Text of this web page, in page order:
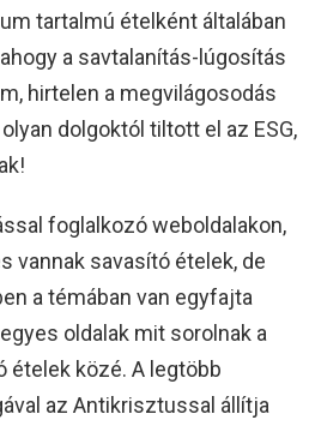
tartalmú ételként általában
a savtalanítás-lúgosítás
hirtelen a megvilágosodás
dolgoktól tiltott el az ESG,
foglalkozó weboldalakon,
vannak savasító ételek, de
a témában van egyfajta
oldalak mit sorolnak a
ételek közé. A legtöbb
az Antikrisztussal állítja